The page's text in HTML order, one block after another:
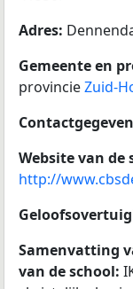
Adres:
Gemeente en
provincieZuid-
Website van de
http://
Samenvatting
van de school: